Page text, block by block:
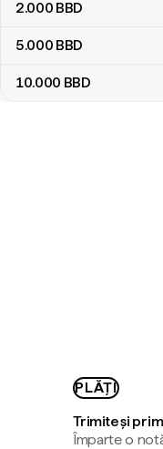
2.000 BBD
5.000 BBD
10.000 BBD
PLĂȚI
Trimite și
Împarte o